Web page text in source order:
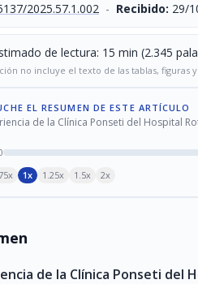
2025.57.1.002 - Recibido: 29/
de lectura: 15 min (2.345
no incluye el texto de las tablas, figuras
EL RESUMEN DE ESTE ARTÍCULO
de la Clínica Ponseti del Hospital
1x 1.25x 1.5x 2x
de la Clínica Ponseti